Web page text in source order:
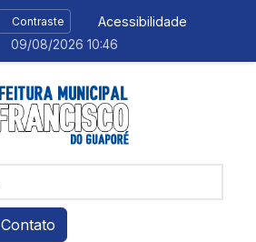
Contraste Acessibilidade
09/08/2026 10:46
Contato